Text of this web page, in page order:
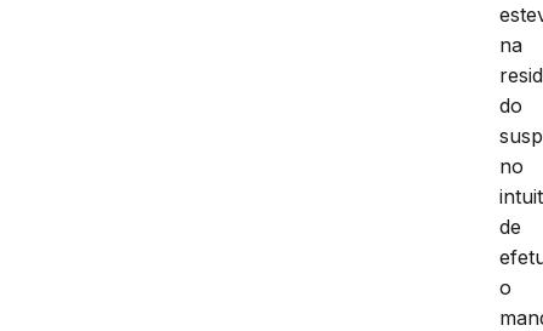
na
do
no
de
o